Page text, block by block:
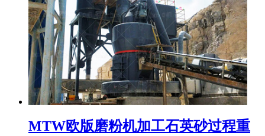
MTW欧版磨粉机加工石英砂过程重